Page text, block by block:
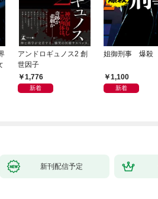
アンドロギュノス2 創
世因子
1,776
新着
姐御刑事 爆殺
1,100
新着
新刊配信予定